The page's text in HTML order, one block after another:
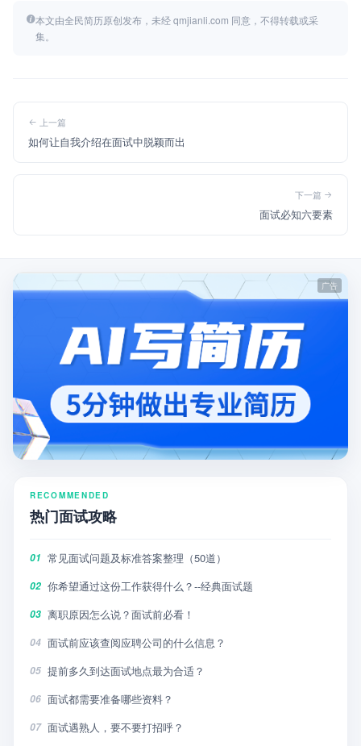
本文由全民简历原创发布，未经 qmjianli.com 同意，不得转载或采
集。
上一篇
如何让自我介绍在面试中脱颖而出
下一篇
面试必知六要素
RECOMMENDED
热门面试攻略
01 常见面试问题及标准答案整理（50道）
02 你希望通过这份工作获得什么？--经典面试题
03 离职原因怎么说？面试前必看！
04 面试前应该查阅应聘公司的什么信息？
05 提前多久到达面试地点最为合适？
06 面试都需要准备哪些资料？
07 面试遇熟人，要不要打招呼？